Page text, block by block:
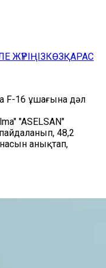
ЖҮРІҢІЗКӨЗҚАРАС
F-16 ұшағына дәл
"ASELSAN"
48,2
анықтап,